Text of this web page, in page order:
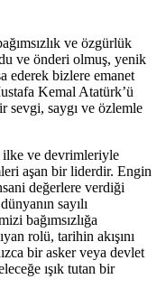
ve özgürlük
ve önderi olmuş, yenik
ederek bizlere emanet
Kemal Atatürk’ü
sevgi, saygı ve özlemle
ilke ve devrimleriyle
aşan bir liderdir. Engin
değerlere verdiği
sayılı
bağımsızlığa
rolü, tarihin akışını
bir asker veya devlet
ışık tutan bir